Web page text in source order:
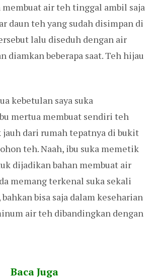
membuat air teh tinggal ambil saja
daun teh yang sudah disimpan di
lalu diseduh dengan air
diamkan beberapa saat. Teh hijau
kebetulan saya suka
mertua membuat sendiri teh
dari rumah tepatnya di bukit
teh. Naah, ibu suka memetik
dijadikan bahan membuat air
memang terkenal suka sekali
bisa saja dalam keseharian
air teh dibandingkan dengan
Baca Juga